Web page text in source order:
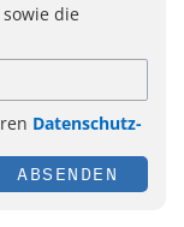
die
Datenschutz-
ABSENDEN